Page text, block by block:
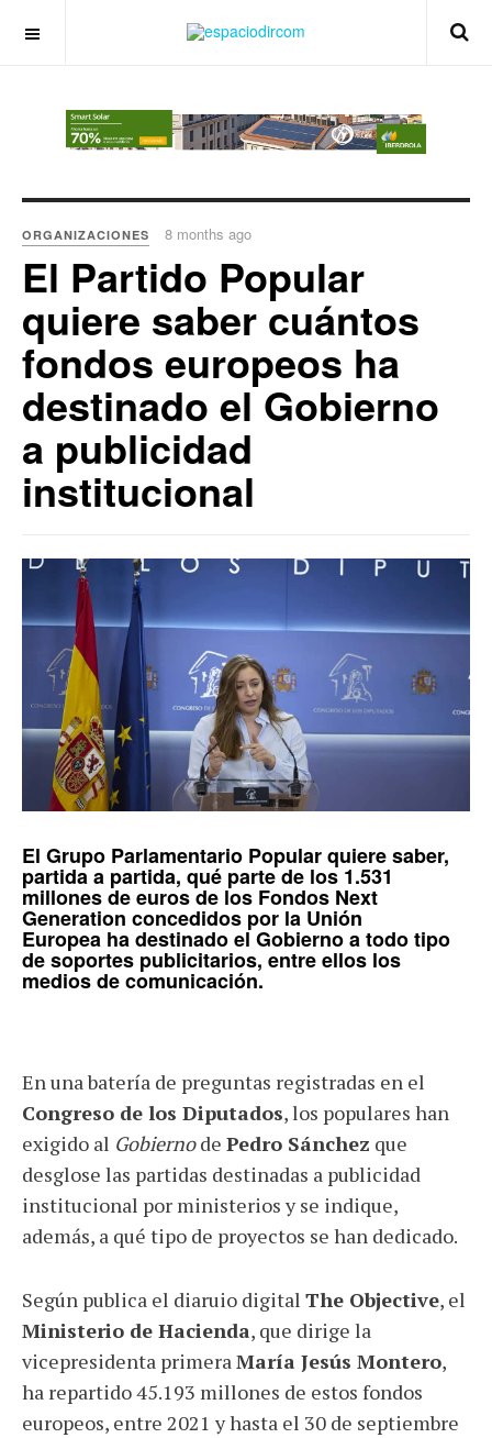
ORGANIZACIONES 8 months ago
El Partido Popular
quiere saber cuántos
fondos europeos ha
destinado el Gobierno
a publicidad
institucional
El Grupo Parlamentario Popularquiere saber,
partida a partida, qué parte de los 1.531
millones de euros de los Fondos Next
Generation concedidos por la Unión
Europea ha destinado el Gobierno a todo tipo
de soportes publicitarios, entre ellos los
medios de comunicación.
En una batería de preguntas registradas en el
Congreso de los Diputados, los populares han
exigido al Gobiernode Pedro Sánchez que
desglose las partidas destinadas a publicidad
institucional por ministerios y se indique,
además, a qué tipo de proyectos se han dedicado.
Según publica el diaruio digital The Objective, el
Ministerio de Hacienda, que dirige la
vicepresidenta primera María Jesús Montero,
ha repartido 45.193 millones de estos fondos
europeos, entre 2021 y hasta el 30 de septiembre